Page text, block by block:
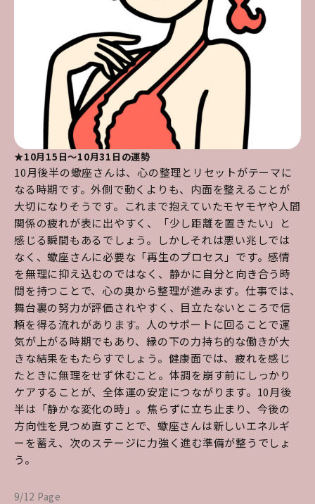
★10月15日～10月31日の運勢
10月後半の蠍座さんは、心の整理とリセットがテーマに
なる時期です。外側で動くよりも、内面を整えることが
大切になりそうです。これまで抱えていたモヤモヤや人間
関係の疲れが表に出やすく、「少し距離を置きたい」と
感じる瞬間もあるでしょう。しかしそれは悪い兆しでは
なく、蠍座さんに必要な「再生のプロセス」です。感情
を無理に抑え込むのではなく、静かに自分と向き合う時
間を持つことで、心の奥から整理が進みます。仕事では、
舞台裏の努力が評価されやすく、目立たないところで信
頼を得る流れがあります。人のサポートに回ることで運
気が上がる時期でもあり、縁の下の力持ち的な働きが大
きな結果をもたらすでしょう。健康面では、疲れを感じ
たときに無理をせず休むこと。体調を崩す前にしっかり
ケアすることが、全体運の安定につながります。10月後
半は「静かな変化の時」。焦らずに立ち止まり、今後の
方向性を見つめ直すことで、蠍座さんは新しいエネルギ
ーを蓄え、次のステージに力強く進む準備が整うでしょ
う。
9/12 Page